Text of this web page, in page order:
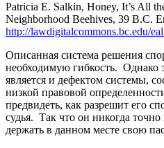
Patricia E. Salkin, Honey, It’s All
Neighborhood Beehives, 39 B.C.
http://lawdigitalcommons.bc.edu/
Описанная система решения
необходимую гибкость. Однако
является и дефектом системы,
низкой правовой
предвидеть, как разрешит его
судья. Так что он никогда
держать в данном месте свою